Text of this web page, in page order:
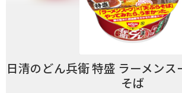
日清のどん兵衛 特盛 ラーメンス
そば